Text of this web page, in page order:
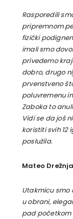
Rasporedili
pripremnom
fizički
imali smo
privedemo
dobro, drugo
prvenstveno
poluvremenu
Zaboka to
Vidi se da još
koristiti svih
poslužila.
Mateo
Utakmicu smo
u obrani,
pad početkom